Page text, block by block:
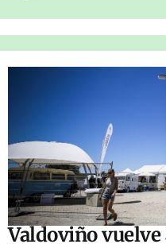
Valdoviño